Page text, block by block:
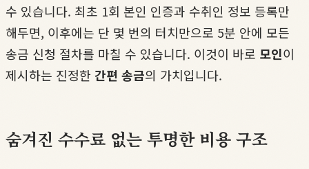
수 있습니다. 최초 1회 본인 인증과 수취인 정보 등록만
해두면, 이후에는 단 몇 번의 터치만으로 5분 안에 모든
송금 신청 절차를 마칠 수 있습니다. 이것이 바로 모인이
제시하는 진정한 간편 송금의 가치입니다.
숨겨진 수수료 없는 투명한 비용 구조